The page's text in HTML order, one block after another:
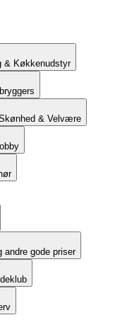
& Køkkenudstyr
& Velvære
andre gode priser